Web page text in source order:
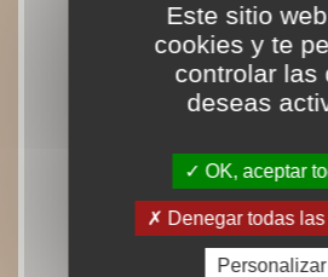
Este sitio
cookies y te
controlar las
deseas
OK, aceptar
Denegar todas
Personalizar